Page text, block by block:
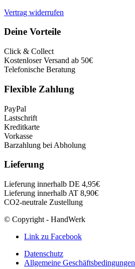
Vertrag widerrufen
Deine Vorteile
Click & Collect
Kostenloser Versand ab 50€
Telefonische Beratung
Flexible Zahlung
PayPal
Lastschrift
Kreditkarte
Vorkasse
Barzahlung bei Abholung
Lieferung
Lieferung innerhalb DE 4,95€
Lieferung innerhalb AT 8,90€
CO2-neutrale Zustellung
© Copyright - HandWerk
Link zu Facebook
Datenschutz
Allgemeine Geschäftsbedingungen